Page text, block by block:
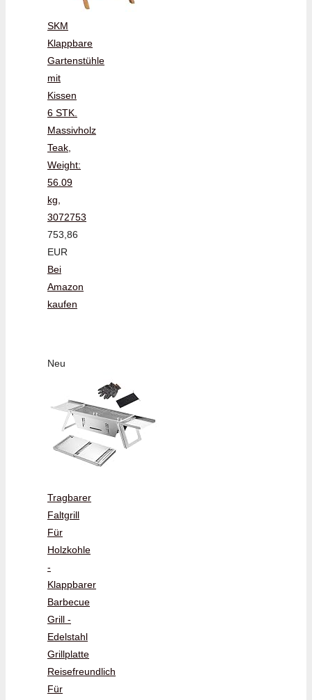
SKM
Klappbare
Gartenstühle
mit
Kissen
6 STK.
Massivholz
Teak,
Weight:
56.09
kg,
3072753
753,86
EUR
Bei
Amazon
kaufen
Neu
Tragbarer
Faltgrill
Für
Holzkohle
-
Klappbarer
Barbecue
Grill -
Edelstahl
Grillplatte
Reisefreundlich
Für